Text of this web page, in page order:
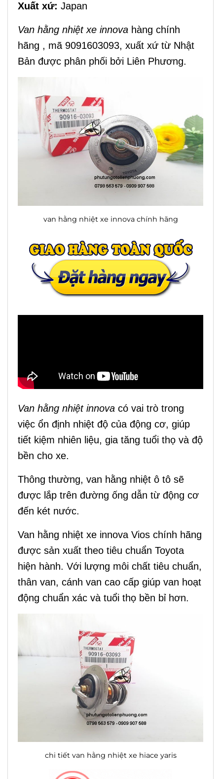
Xuất xứ: Japan
Van hằng nhiệt xe innova hàng chính
hãng , mã 9091603093, xuất xứ từ Nhật
Bản được phân phối bởi Liên Phương.
van hằng nhiệt xe innova chính hãng
Van hằng nhiệt innova có vai trò trong
việc ổn định nhiệt độ của động cơ, giúp
tiết kiệm nhiên liệu, gia tăng tuổi thọ và độ
bền cho xe.
Thông thường, van hằng nhiệt ô tô sẽ
được lắp trên đường ống dẫn từ động cơ
đến két nước.
Van hằng nhiệt xe innova Vios chính hãng
được sản xuất theo tiêu chuẩn Toyota
hiện hành. Với lượng môi chất tiêu chuẩn,
thân van, cánh van cao cấp giúp van hoạt
động chuẩn xác và tuổi thọ bền bỉ hơn.
chi tiết van hằng nhiệt xe hiace yaris